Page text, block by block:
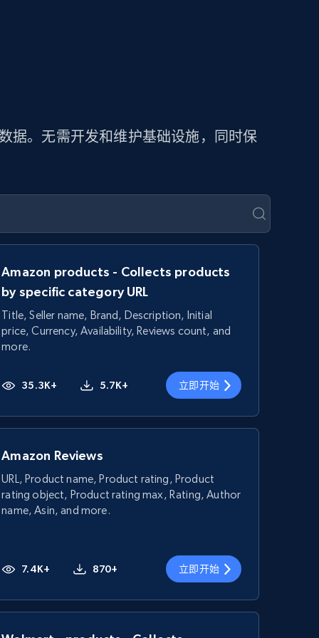
据。无需开发和维护基础设施，同时保
Amazon products - Collects products
by specific category URL
Title, Seller name, Brand, Description, Initial
price, Currency, Availability, Reviews count, and
more.
35.3K+ 5.7K+ 立即开始
Amazon Reviews
URL, Product name, Product rating, Product
rating object, Product rating max, Rating, Author
name, Asin, and more.
7.4K+ 870+ 立即开始